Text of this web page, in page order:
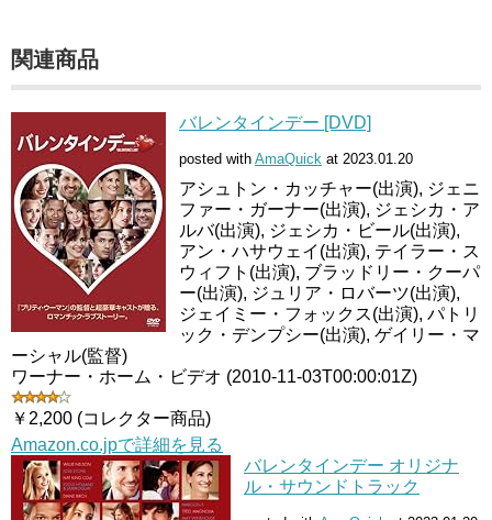
関連商品
バレンタインデー [DVD]
posted with AmaQuick at 2023.01.20
アシュトン・カッチャー(出演), ジェニ
ファー・ガーナー(出演), ジェシカ・ア
ルバ(出演), ジェシカ・ビール(出演),
アン・ハサウェイ(出演), テイラー・ス
ウィフト(出演), ブラッドリー・クーパ
ー(出演), ジュリア・ロバーツ(出演),
ジェイミー・フォックス(出演), パトリ
ック・デンプシー(出演), ゲイリー・マ
ーシャル(監督)
ワーナー・ホーム・ビデオ (2010-11-03T00:00:01Z)
￥2,200 (コレクター商品)
Amazon.co.jpで詳細を見る
バレンタインデー オリジナ
ル・サウンドトラック